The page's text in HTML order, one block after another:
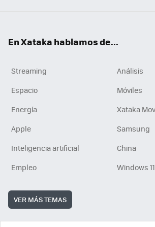
En Xataka hablamos de...
Streaming
Análisis
Espacio
Móviles
Energía
Xataka
Apple
Samsung
Inteligencia artificial
China
Empleo
Windows 11
VER MÁS TEMAS